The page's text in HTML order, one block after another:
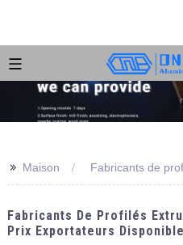
>> Maison Fabricants de
Fabricants De Profilés
Prix Exportateurs Disponible